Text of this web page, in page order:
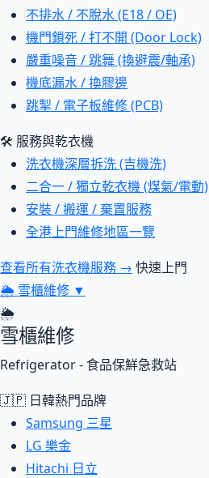
不排水 / 不脫水 (E18 / OE)
機門鎖死 / 打不開 (Door Lock)
嚴重噪音 / 跳舞 (換避震/軸承)
機底漏水 / 換膠邊
跳掣 / 電子板維修 (PCB)
🛠 服務與乾衣機
洗衣機深層拆洗 (吉機洗)
二合一 / 獨立乾衣機 (煤氣/電動)
安裝 / 搬運 / 棄置服務
全港上門維修地區一覽
查看所有洗衣機服務 → 快速上門
🌦 雪櫃維修 ▼
🌦
雪櫃維修
Refrigerator - 食品保鮮急救站
🇯🇵 日韓熱門品牌
Samsung 三星
LG 樂金
Hitachi 日立